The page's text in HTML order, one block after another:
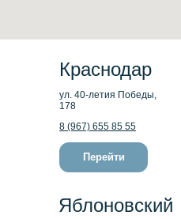
Яблоновский
Перейти
Краснодар
ул. 40-летия Победы,
178
8 (967) 655 85 55